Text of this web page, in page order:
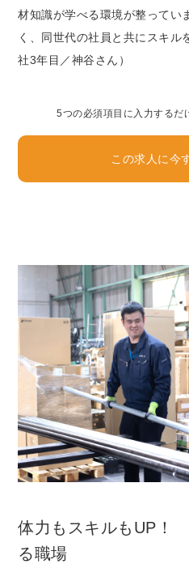
材知識が学べる環境が整ってい
く、同世代の社員と共にスキル
社3年目／神谷さん）
5つの必須項目に入力するだ
この求人に今
体力もスキルもUP！
る職場